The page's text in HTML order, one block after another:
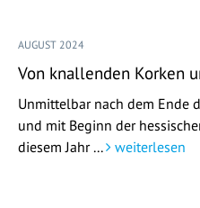
AUGUST 2024
Von knallenden Korken
Unmittelbar nach dem Ende
und mit Beginn der
diesem Jahr ...
weiterlesen